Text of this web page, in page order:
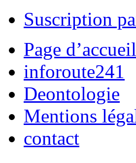
Suscription
Page d’accueil
inforoute241
Deontologie
Mentions
contact